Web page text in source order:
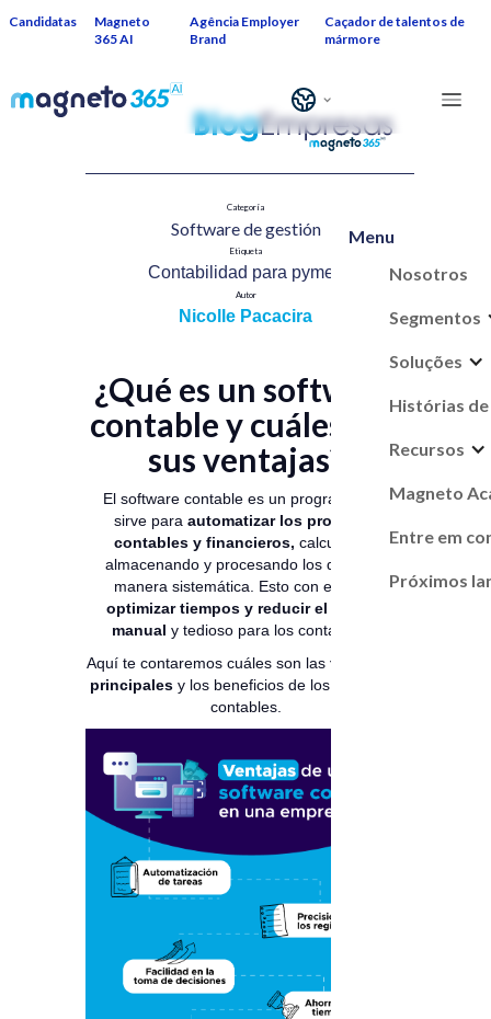
Candidatas
Magneto
365 AI
Agência Employer
Brand
Caçador de talentos de
mármore
Menu
Nosotros
Segmentos
Soluções
Histórias de
Recursos
Magneto
Entre em
Próximos
Categoría
Software de gestión​
Etiqueta
Contabilidad para pymes​
Autor
Nicolle Pacacira
¿Qué es un software
contable y cuáles son
sus ventajas?
El software contable es un programa que
sirve para automatizar los procesos
contables y financieros, calculando,
almacenando y procesando los datos de
manera sistemática. Esto con el fin de
optimizar tiempos y reducir el trabajo
manual y tedioso para los contadores.
Aquí te contaremos cuáles son las funciones
principales y los beneficios de los softwares
contables.